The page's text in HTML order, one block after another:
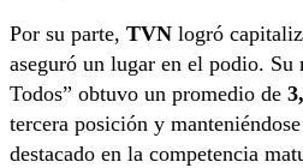
Por su parte, TVN logró
aseguró un lugar en el podio. Su
Todos” obtuvo un promedio de
tercera posición y
destacado en la competencia